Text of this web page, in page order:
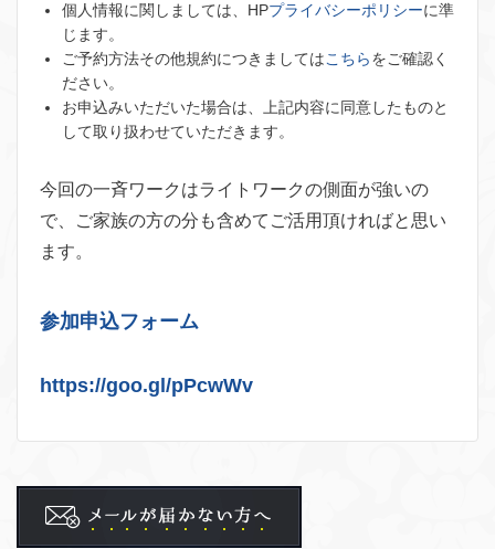
個人情報に関しましては、HPプライバシーポリシーに準
じます。
ご予約方法その他規約につきましてはこちらをご確認く
ださい。
お申込みいただいた場合は、上記内容に同意したものと
して取り扱わせていただきます。
今回の一斉ワークはライトワークの側面が強いの
で、ご家族の方の分も含めてご活用頂ければと思い
ます。
参加申込フォーム
https://goo.gl/pPcwWv